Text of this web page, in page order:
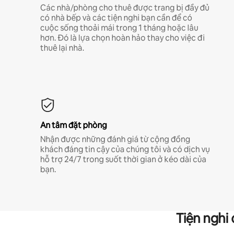
Các nhà/phòng cho thuê được trang bị đầy đủ
có nhà bếp và các tiện nghi bạn cần để có
cuộc sống thoải mái trong 1 tháng hoặc lâu
hơn. Đó là lựa chọn hoàn hảo thay cho việc đi
thuê lại nhà.
An tâm đặt phòng
Nhận được những đánh giá từ cộng đồng
khách đáng tin cậy của chúng tôi và có dịch vụ
hỗ trợ 24/7 trong suốt thời gian ở kéo dài của
bạn.
Tiện